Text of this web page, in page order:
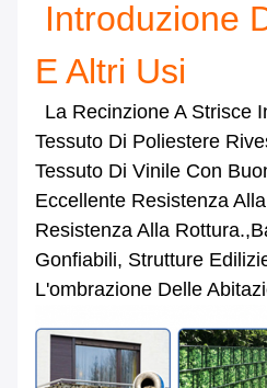
Introduzione
E Altri Usi
La Recinzione A Strisce
Tessuto Di Poliestere
Tessuto Di Vinile Con
Eccellente Resistenza
Resistenza Alla
Gonfiabili, Strutture
L'ombrazione Delle